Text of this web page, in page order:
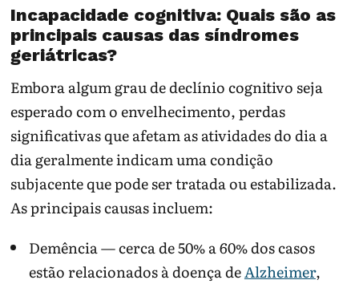
Incapacidade cognitiva: Quais são as
principais causas das síndromes
geriátricas?
Embora algum grau de declínio cognitivo seja
esperado com o envelhecimento, perdas
significativas que afetam as atividades do dia a
dia geralmente indicam uma condição
subjacente que pode ser tratada ou estabilizada.
As principais causas incluem:
Demência — cerca de 50% a 60% dos casos
estão relacionados à doença deAlzheimer,